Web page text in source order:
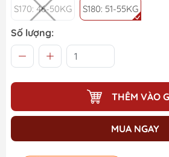
S170: 46-50KG S180: 51-55KG
Số lượng:
THÊM VÀO
MUA NGAY